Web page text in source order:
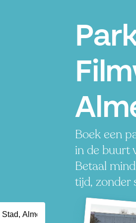
Boek een
in de buurt
Betaal
tijd, zonder